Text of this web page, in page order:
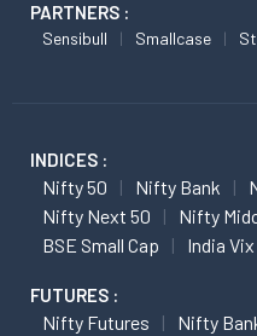
PARTNERS :
Sensibull Smallcase
INDICES :
Nifty 50 Nifty Bank
Nifty Next 50
Nifty
BSE Small Cap
India Vix
FUTURES :
Nifty Futures
Nifty